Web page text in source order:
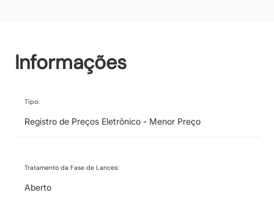
Informações
Tipo:
Registro de Preços Eletrônico - Menor Preço
Tratamento da Fase de Lances:
Aberto